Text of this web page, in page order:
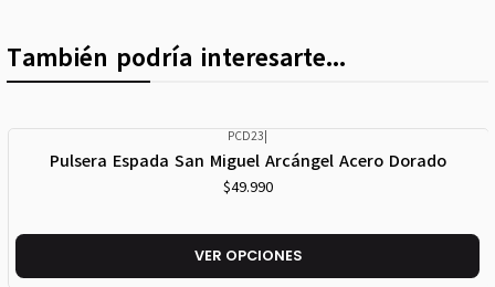
También podría interesarte...
PCD23|
Pulsera Espada San Miguel Arcángel Acero Dorado
$49.990
VER OPCIONES